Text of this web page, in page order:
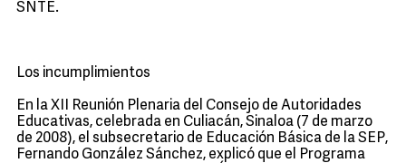
SNTE.
Los incumplimientos
En la XII Reunión Plenaria del Consejo de Autoridades
Educativas, celebrada en Culiacán, Sinaloa (7 de marzo
de 2008), el subsecretario de Educación Básica de la SEP,
Fernando González Sánchez, explicó que el Programa